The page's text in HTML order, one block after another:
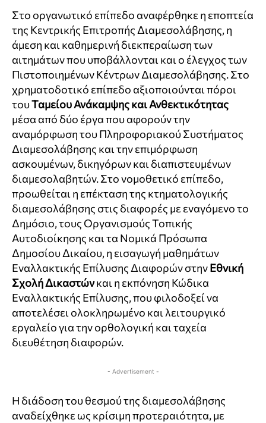
Στο οργανωτικό επίπεδο αναφέρθηκε η εποπτεία
της Κεντρικής Επιτροπής Διαμεσολάβησης, η
άμεση και καθημερινή διεκπεραίωση των
αιτημάτων που υποβάλλονται και ο έλεγχος των
Πιστοποιημένων Κέντρων Διαμεσολάβησης. Στο
χρηματοδοτικό επίπεδο αξιοποιούνται πόροι
τουΤαμείου Ανάκαμψης και Ανθεκτικότητας
μέσα από δύο έργα που αφορούν την
αναμόρφωση του Πληροφοριακού Συστήματος
Διαμεσολάβησης και την επιμόρφωση
ασκουμένων, δικηγόρων και διαπιστευμένων
διαμεσολαβητών. Στο νομοθετικό επίπεδο,
προωθείται η επέκταση της κτηματολογικής
διαμεσολάβησης στις διαφορές με εναγόμενο το
Δημόσιο, τους Οργανισμούς Τοπικής
Αυτοδιοίκησης και τα Νομικά Πρόσωπα
Δημοσίου Δικαίου, η εισαγωγή μαθημάτων
Εναλλακτικής Επίλυσης Διαφορών στηνΕθνική
Σχολή Δικαστώνκαι η εκπόνηση Κώδικα
Εναλλακτικής Επίλυσης, που φιλοδοξεί να
αποτελέσει ολοκληρωμένο και λειτουργικό
εργαλείο για την ορθολογική και ταχεία
διευθέτηση διαφορών.
- Advertisement -
Η διάδοση του θεσμού της διαμεσολάβησης
αναδείχθηκε ως κρίσιμη προτεραιότητα, με